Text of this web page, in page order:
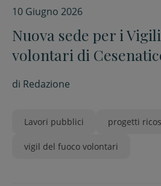
10 Giugno 2026
Nuova sede per i
volontari di
di Redazione
Lavori pubblici progetti
vigil del fuoco volontari